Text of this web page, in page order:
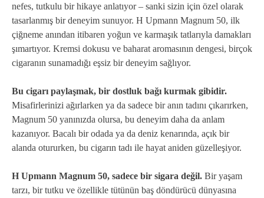
nefes, tutkulu bir hikaye anlatıyor – sanki sizin için özel olarak
tasarlanmış bir deneyim sunuyor. H Upmann Magnum 50, ilk
çiğneme anından itibaren yoğun ve karmaşık tatlarıyla damakları
şımartıyor. Kremsi dokusu ve baharat aromasının dengesi, birçok
cigaranın sunamadığı eşsiz bir deneyim sağlıyor.
Bu cigarı paylaşmak, bir dostluk bağı kurmak gibidir.
Misafirlerinizi ağırlarken ya da sadece bir anın tadını çıkarırken,
Magnum 50 yanınızda olursa, bu deneyim daha da anlam
kazanıyor. Bacalı bir odada ya da deniz kenarında, açık bir
alanda otururken, bu cigarın tadı ile hayat aniden güzelleşiyor.
H Upmann Magnum 50, sadece bir sigara değil. Bir yaşam
tarzı, bir tutku ve özellikle tütünün baş döndürücü dünyasına